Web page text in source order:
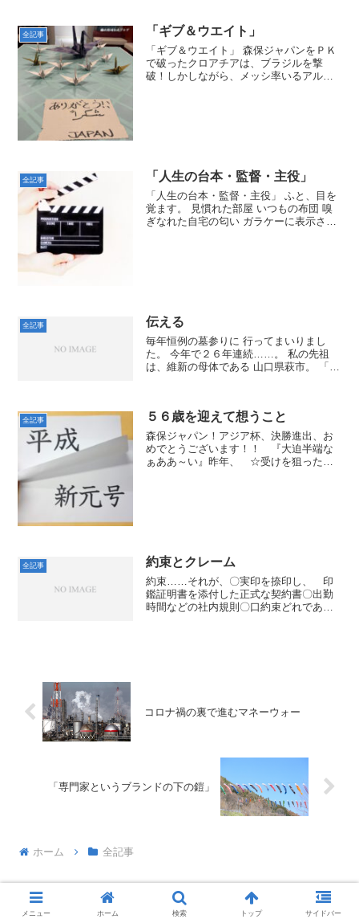
全記事 「ギブ＆ウエイト」
「ギブ＆ウエイト」 森保ジャパンをＰＫ
で破ったクロアチアは、ブラジルを撃
破！しかしながら、メッシ率いるアルゼ
全記事 「人生の台本・監督・主役」
「人生の台本・監督・主役」 ふと、目を
覚ます。 見慣れた部屋 いつもの布団 嗅
ぎなれた自宅の匂い ガラケーに表示され
全記事 伝える
毎年恒例の墓参りに 行ってまいりまし
た。 今年で２６年連続……。 私の先祖
は、維新の母体である 山口県萩市。 「じ
兼ねた海賊...
全記事 ５６歳を迎えて想うこと
森保ジャパン！アジア杯、決勝進出、お
めでとうございます！！ 『大迫半端な
ぁああ～い』昨年、 ☆受けを狙ったの
全記事 約束とクレーム
約束……それが、〇実印を捺印し、 印
鑑証明書を添付した正式な契約書〇出勤
時間などの社内規則〇口約束どれであろ
コロナ禍の裏で進むマネーウォー
「専門家というブランドの下の鎧」
ホーム 全記事
メニュー ホーム 検索 トップ サイドバー